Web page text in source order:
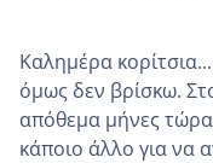
Καλημέρα
όμως δεν βρίσκω.
απόθεμα μήνες
κάποιο άλλο για να